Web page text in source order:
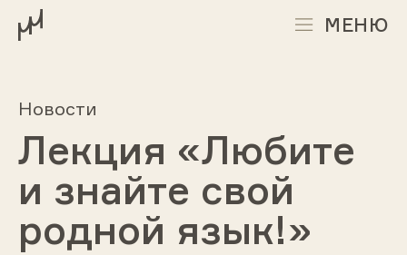
МЕНЮ
Новости
Лекция «Любите
и знайте свой
родной язык!»